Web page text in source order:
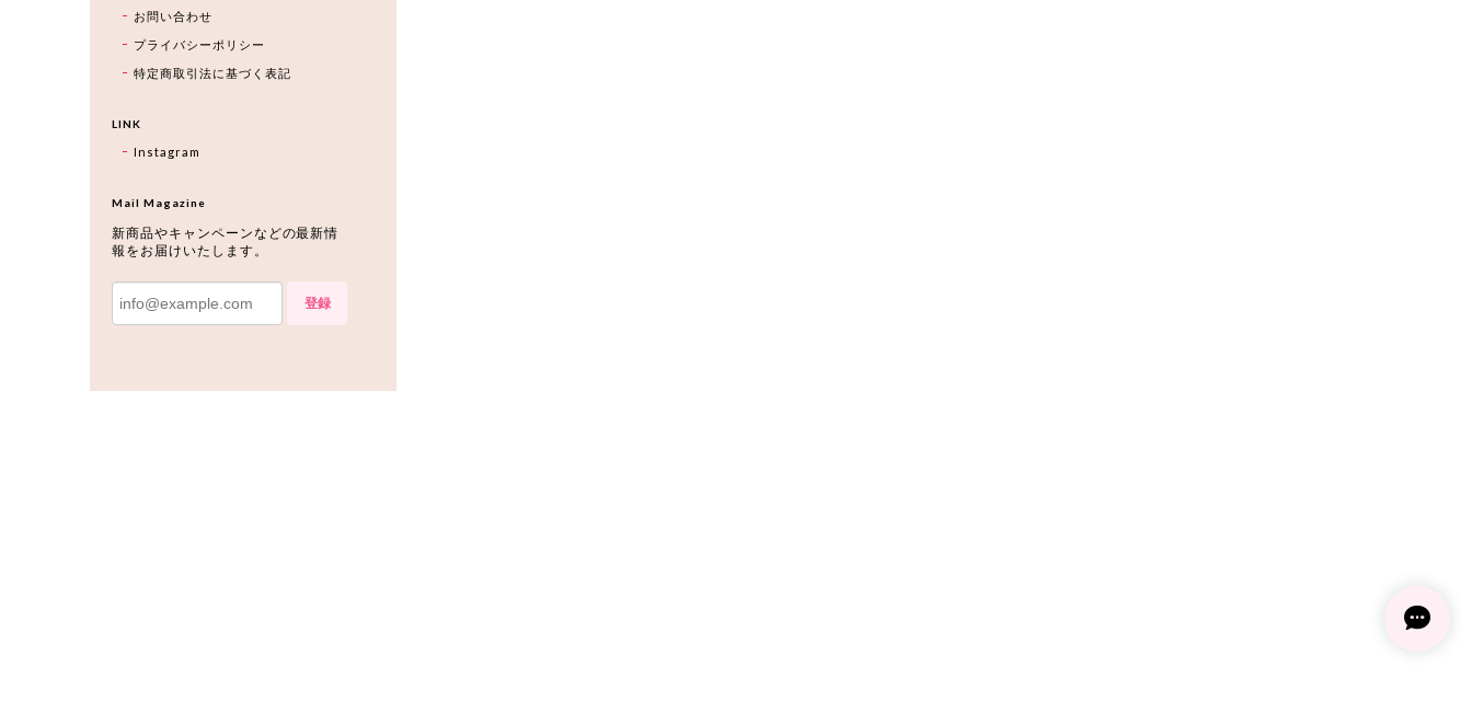
お問い合わせ
プライバシーポリシー
特定商取引法に基づく表記
LINK
Instagram
Mail Magazine
新商品やキャンペーンなどの最新情
報をお届けいたします。
登録